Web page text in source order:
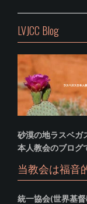
LVJCC Blog
砂漠の地ラスベガ
本人教会のブロ
当教会は福音
統一協会(世界基